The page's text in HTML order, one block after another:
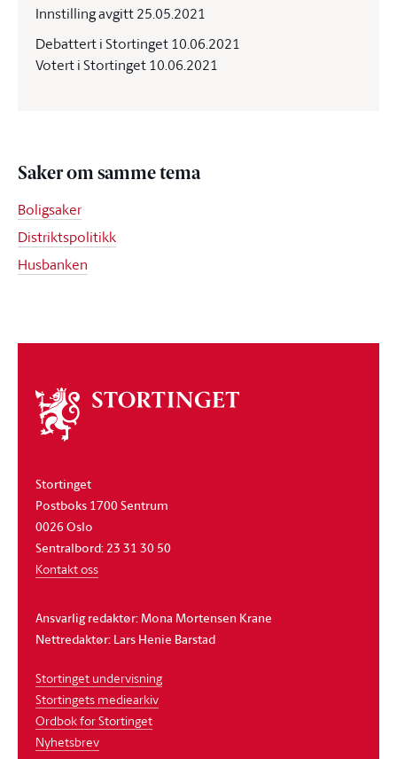
Innstilling avgitt 25.05.2021
Debattert i Stortinget 10.06.2021
Votert i Stortinget 10.06.2021
Saker om samme tema
Boligsaker
Distriktspolitikk
Husbanken
Om
stortinget
Stortinget
Postboks 1700 Sentrum
0026 Oslo
Sentralbord: 23 31 30 50
Kontakt oss
Ansvarlig redaktør: Mona Mortensen Krane
Nettredaktør: Lars Henie Barstad
Stortinget undervisning
Stortingets mediearkiv
Ordbok for Stortinget
Nyhetsbrev